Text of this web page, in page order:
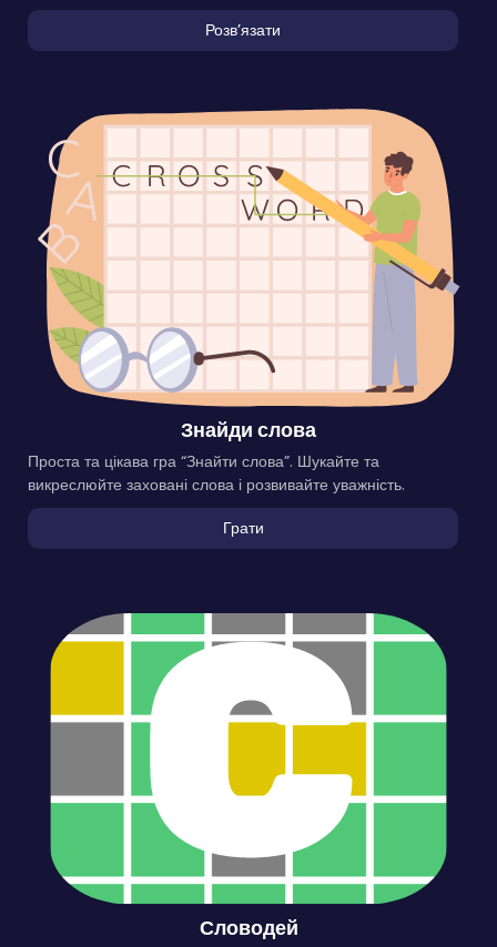
Розвʼязати
Знайди слова
Проста та цікава гра “Знайти слова”. Шукайте та
викреслюйте заховані слова і розвивайте уважність.
Грати
Словодей